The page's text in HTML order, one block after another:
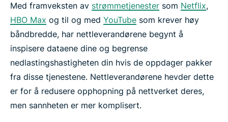
strupe Netflix
Hvordan vet jeg om internettleverandøren min
struper Netflix?
Bekjemp båndbreddestruping i 3 enkle steg
Med framveksten av strømmetjenester som Netflix,
HBO Max og til og med YouTube som krever høy
båndbredde, har nettleverandørene begynt å
inspisere dataene dine og begrense
nedlastingshastigheten din hvis de oppdager pakker
fra disse tjenestene. Nettleverandørene hevder dette
er for å redusere opphopning på nettverket deres,
men sannheten er mer komplisert.